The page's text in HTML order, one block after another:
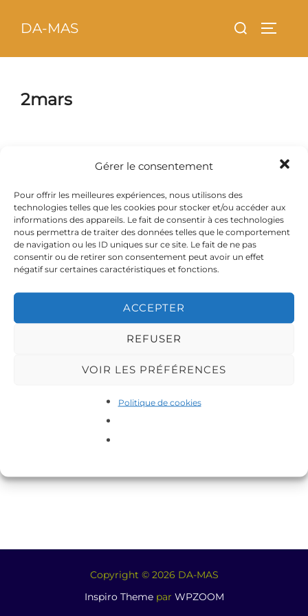
Gérer le consentement
Pour offrir les meilleures expériences, nous utilisons des
technologies telles que les cookies pour stocker et/ou accéder aux
informations des appareils. Le fait de consentir à ces technologies
nous permettra de traiter des données telles que le comportement
de navigation ou les ID uniques sur ce site. Le fait de ne pas
consentir ou de retirer son consentement peut avoir un effet
négatif sur certaines caractéristiques et fonctions.
ACCEPTER
REFUSER
VOIR LES PRÉFÉRENCES
Politique de cookies
DA-MAS Rechercher :
2mars
Copyright © 2026 DA-MAS
Inspiro Themepar WPZOOM